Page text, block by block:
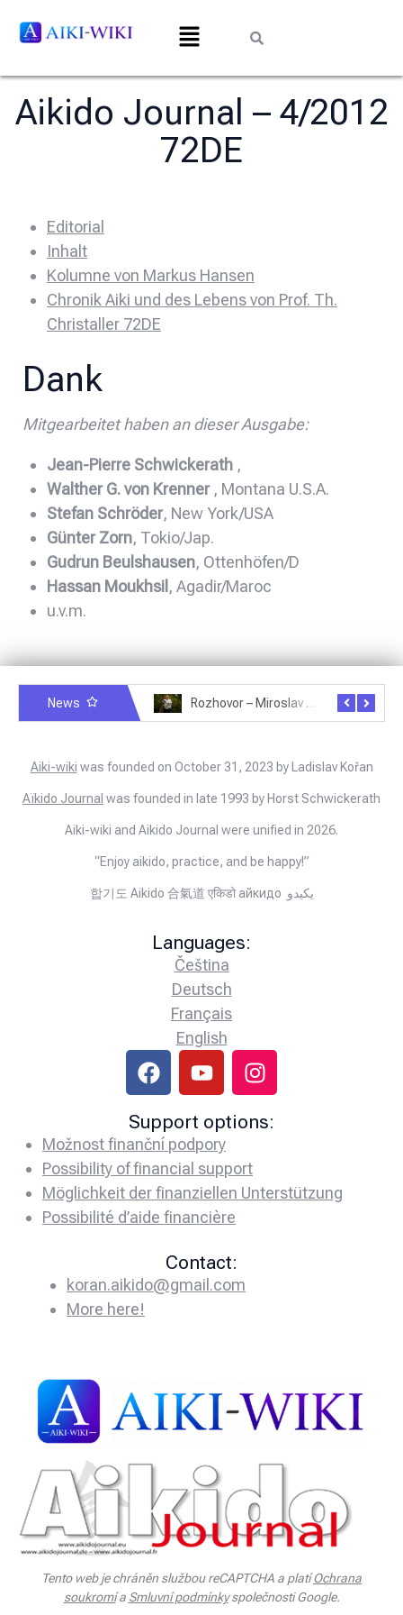
Aikido Journal – 4/2012
72DE
Editorial
Inhalt
Kolumne von Markus Hansen
Chronik Aiki und des Lebens von Prof. Th.
Christaller 72DE
Dank
Mitgearbeitet haben an dieser Ausgabe:
Jean-Pierre Schwickerath ,
Walther G. von Krenner , Montana U.S.A.
Stefan Schröder, New York/USA
Günter Zorn, Tokio/Jap.
Gudrun Beulshausen, Ottenhöfen/D
Hassan Moukhsil , Agadir/Maroc
u.v.m.
News Rozhovor – Miroslav Šmíd – 22.3.2025
Aiki-wiki was founded on October 31, 2023 by Ladislav Kořan
Aïkido Journal was founded in late 1993 by Horst Schwickerath
Aiki-wiki and Aikido Journal were unified in 2026.
“Enjoy aikido, practice, and be happy!”
합기도 Aikido 合氣道 एकिडो айкидо يكيدو
Languages:
Čeština
Deutsch
Français
English
Support options:
Možnost finanční podpory
Possibility of financial support
Möglichkeit der finanziellen Unterstützung
Possibilité d’aide financière
Contact:
koran.aikido@gmail.com
More here!
Tento web je chráněn službou reCAPTCHA a platíOchrana
soukromía Smluvní podmínkyspolečnosti Google.